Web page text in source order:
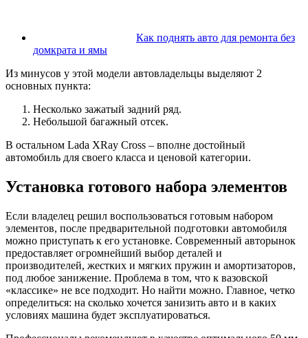
Как поднять авто для ремонта без
домкрата и ямы
Из минусов у этой модели автовладельцы выделяют 2
основных пункта:
Несколько зажатый задний ряд.
Небольшой багажный отсек.
В остальном Lada XRay Cross – вполне достойный
автомобиль для своего класса и ценовой категории.
Установка готового набора элементов
Если владелец решил воспользоваться готовым набором
элементов, после предварительной подготовки автомобиля
можно приступать к его установке. Современный авторынок
предоставляет огромнейший выбор деталей и
производителей, жестких и мягких пружин и амортизаторов,
под любое занижение. Проблема в том, что к вазовской
«классике» не все подходит. Но найти можно. Главное, четко
определиться: на сколько хочется занизить авто и в каких
условиях машина будет эксплуатироваться.